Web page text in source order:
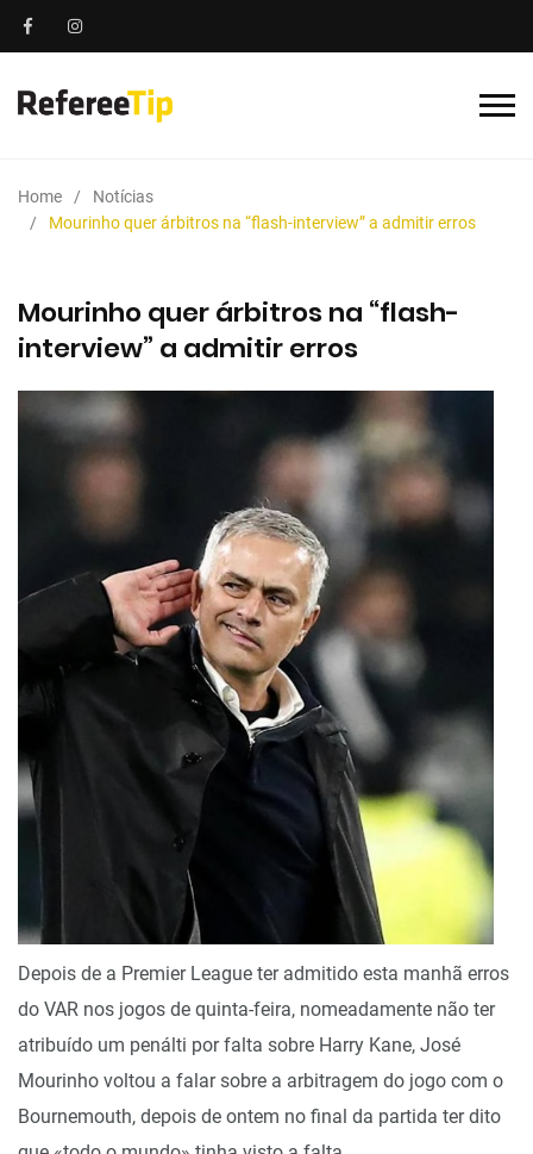
Home
Notícias
Mourinho quer árbitros na “flash-interview” a admitir erros
Mourinho quer árbitros na “flash-
interview” a admitir erros
Depois de a Premier League ter admitido esta manhã erros
do VAR nos jogos de quinta-feira, nomeadamente não ter
atribuído um penálti por falta sobre Harry Kane, José
Mourinho voltou a falar sobre a arbitragem do jogo com o
Bournemouth, depois de ontem no final da partida ter dito